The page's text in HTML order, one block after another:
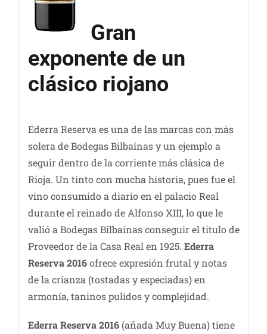
Gran
exponente de un
clásico riojano
Ederra Reserva es una de las marcas con más
solera de Bodegas Bilbaínas y un ejemplo a
seguir dentro de la corriente más clásica de
Rioja. Un tinto con mucha historia, pues fue el
vino consumido a diario en el palacio Real
durante el reinado de Alfonso XIII, lo que le
valió a Bodegas Bilbaínas conseguir el título de
Proveedor de la Casa Real en 1925. Ederra
Reserva 2016ofrece expresión frutal y notas
de la crianza (tostadas y especiadas) en
armonía, taninos pulidos y complejidad.
Ederra Reserva 2016(añada Muy Buena) tiene